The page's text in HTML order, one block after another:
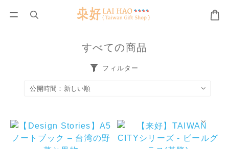
すべての商品
フィルター